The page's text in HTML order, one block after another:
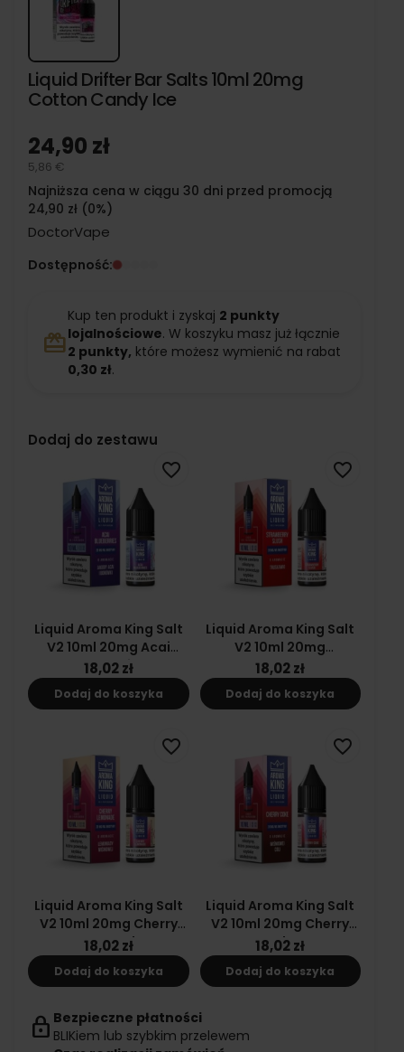
Liquid Drifter Bar Salts 10ml 20mg
Cotton Candy Ice
24,90 zł
5,86 €
Najniższa cena w ciągu 30 dni przed promocją
24,90 zł (0%)
DoctorVape
Dostępność:
redeem
Kup ten produkt i zyskaj 2 punkty
lojalnościowe. W koszyku masz już łącznie
2 punkty, które możesz wymienić na rabat
0,30 zł.
Dodaj do zestawu
Liquid Aroma King Salt
V2 10ml 20mg Acai
Blueberries
18,02 zł
Dodaj do koszyka
favorite_border
Liquid Aroma King Salt
V2 10ml 20mg
Strawberry Slush
18,02 zł
Dodaj do koszyka
favorite_border
Liquid Aroma King Salt
V2 10ml 20mg Cherry
Lemonade
18,02 zł
Dodaj do koszyka
favorite_border
Liquid Aroma King Salt
V2 10ml 20mg Cherry
Coke
18,02 zł
Dodaj do koszyka
favorite_border
lock Bezpieczne płatności
BLIKiem lub szybkim przelewem